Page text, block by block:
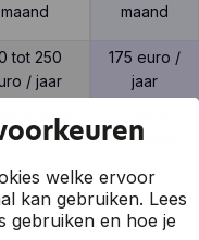
maand
maand
tot 250
/ jaar
175 euro /
jaar
15 euro
gebruiker
welke ervoor
kan gebruiken. Lees
gebruiken en hoe je